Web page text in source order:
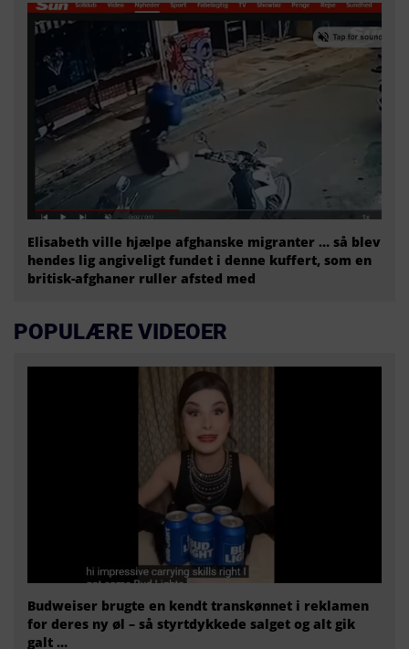
Elisabeth ville hjælpe afghanske migranter … så blev
hendes lig angiveligt fundet i denne kuffert, som en
britisk-afghaner ruller afsted med
POPULÆRE VIDEOER
Budweiser brugte en kendt transkønnet i reklamen
for deres ny øl – så styrtdykkede salget og alt gik
galt …